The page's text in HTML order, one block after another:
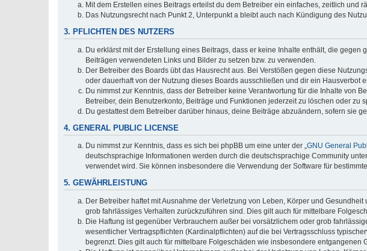
Mit dem Erstellen eines Beitrags erteilst du dem Betreiber ein einfaches, zeitlich
Das Nutzungsrecht nach Punkt 2, Unterpunkt a bleibt auch nach Kündigung des
3. PFLICHTEN DES NUTZERS
Du erklärst mit der Erstellung eines Beitrags, dass er keine Inhalte enthält, die
Beiträgen verwendeten Links und Bilder zu setzen bzw. zu verwenden.
Der Betreiber des Boards übt das Hausrecht aus. Bei Verstößen gegen diese
oder dauerhaft von der Nutzung dieses Boards ausschließen und dir ein Hausverbot
Du nimmst zur Kenntnis, dass der Betreiber keine Verantwortung für die Inhalte von
Betreiber, dein Benutzerkonto, Beiträge und Funktionen jederzeit zu löschen oder zu
Du gestattest dem Betreiber darüber hinaus, deine Beiträge abzuändern, sofern sie
4. GENERAL PUBLIC LICENSE
Du nimmst zur Kenntnis, dass es sich bei phpBB um eine unter der „GNU General
deutschsprachige Informationen werden durch die deutschsprachige Community
verwendet wird. Sie können insbesondere die Verwendung der Software für
5. GEWÄHRLEISTUNG
Der Betreiber haftet mit Ausnahme der Verletzung von Leben, Körper und
grob fahrlässiges Verhalten zurückzuführen sind. Dies gilt auch für mittelbare
Die Haftung ist gegenüber Verbrauchern außer bei vorsätzlichem oder grob
wesentlicher Vertragspflichten (Kardinalpflichten) auf die bei Vertragsschluss
begrenzt. Dies gilt auch für mittelbare Folgeschäden wie insbesondere entgangenen